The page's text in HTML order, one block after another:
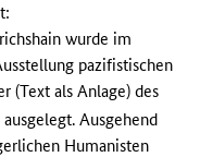
wurde im
pazifistischen
(Text als Anlage) des
ausgelegt. Ausgehend
Humanisten